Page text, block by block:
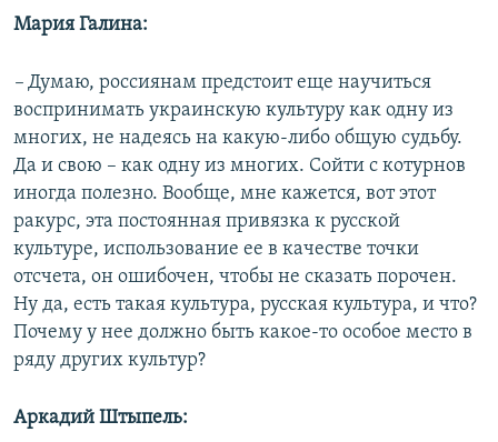
Мария Галина:
– Думаю, россиянам предстоит еще научиться
воспринимать украинскую культуру как одну из
многих, не надеясь на какую-либо общую судьбу.
Да и свою – как одну из многих. Сойти с котурнов
иногда полезно. Вообще, мне кажется, вот этот
ракурс, эта постоянная привязка к русской
культуре, использование ее в качестве точки
отсчета, он ошибочен, чтобы не сказать порочен.
Ну да, есть такая культура, русская культура, и что?
Почему у нее должно быть какое-то особое место в
ряду других культур?
Аркадий Штыпель: